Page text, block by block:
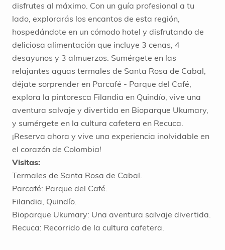
disfrutes al máximo. Con un guía profesional a tu
lado, explorarás los encantos de esta región,
hospedándote en un cómodo hotel y disfrutando de
deliciosa alimentación que incluye 3 cenas, 4
desayunos y 3 almuerzos. Sumérgete en las
relajantes aguas termales de Santa Rosa de Cabal,
déjate sorprender en Parcafé - Parque del Café,
explora la pintoresca Filandia en Quindío, vive una
aventura salvaje y divertida en Bioparque Ukumary,
y sumérgete en la cultura cafetera en Recuca.
¡Reserva ahora y vive una experiencia inolvidable en
el corazón de Colombia!
Visitas:
Termales de Santa Rosa de Cabal.
Parcafé: Parque del Café.
Filandia, Quindío.
Bioparque Ukumary: Una aventura salvaje divertida.
Recuca: Recorrido de la cultura cafetera.